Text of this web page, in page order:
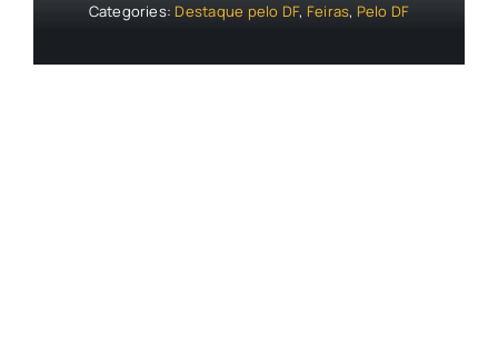
Categories: Destaque pelo DF, Feiras, Pelo DF